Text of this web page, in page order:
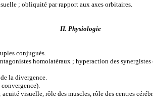
; obliquité par rapport aux axes orbitaires.
II. Physiologie
conjugués.
homolatéraux ; hyperaction des
la divergence.
visuelle, rôle des muscles, rôle des centres